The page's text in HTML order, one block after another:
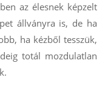
az élesnek képzelt
állványra is, de ha
ha kézből tesszük,
totál mozdulatlan